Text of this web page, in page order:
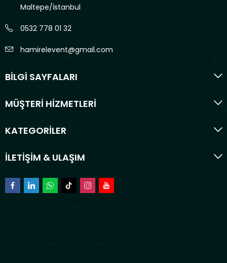
Maltepe/İstanbul
0532 778 01 32
hamirelevent@gmail.com
BİLGİ SAYFALARI
MÜŞTERİ HİZMETLERİ
KATEGORİLER
İLETİŞİM & ULAŞIM